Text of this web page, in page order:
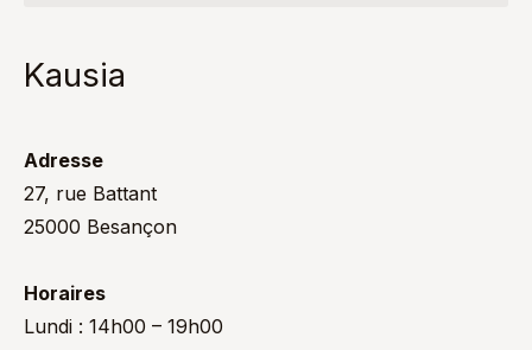
Kausia
Adresse
27, rue Battant
25000 Besançon
Horaires
Lundi : 14h00 – 19h00